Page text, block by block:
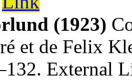
(1923)
et de Felix
. External